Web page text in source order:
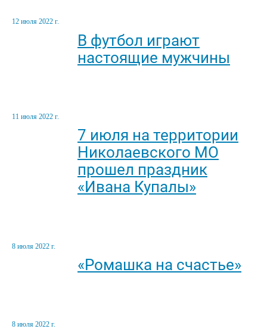
12 июля 2022 г.
В футбол играют
настоящие мужчины
11 июля 2022 г.
7 июля на территории
Николаевского МО
прошел праздник
«Ивана Купалы»
8 июля 2022 г.
«Ромашка на счастье»
8 июля 2022 г.